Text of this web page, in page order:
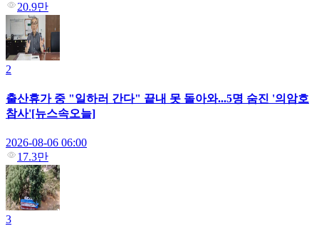
20.9만
2
출산휴가 중 "일하러 간다" 끝내 못 돌아와...5명 숨진 '의암호
참사'[뉴스속오늘]
2026-08-06 06:00
17.3만
3